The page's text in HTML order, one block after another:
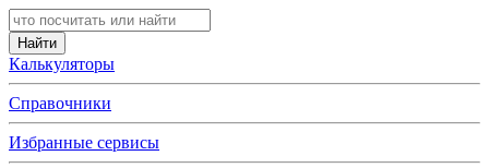
Калькуляторы
Справочники
Избранные сервисы